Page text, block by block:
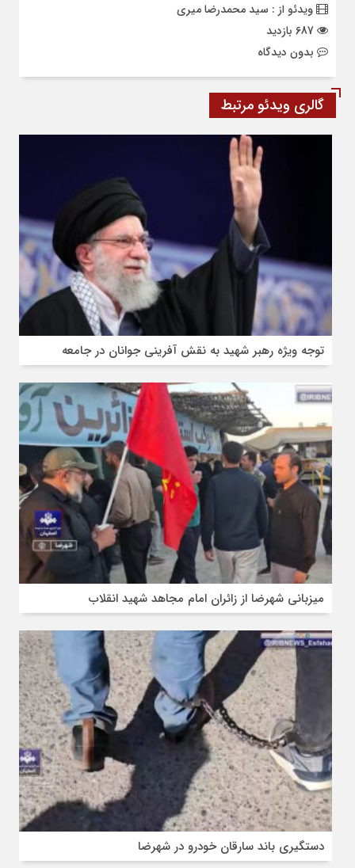
ویدئو از : سید محمدرضا میری
بدون دیدگاه
گالری ویدئو مرتبط
توجه ویژه رهبر شهید به نقش آفرینی جوانان در جامعه
میزبانی شهرضا از زائران امام مجاهد شهید انقلاب
دستگیری باند سارقان خودرو در شهرضا